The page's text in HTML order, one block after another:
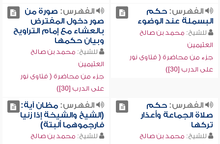
الفهرس:حكم
البسملة عند الوضوء
للشيخ: محمد بن صالح
العثيمين
جزء من محاضرة ( فتاوى نور
على الدرب [30])
الفهرس: صورة من
صور دخول المفترض
بالعشاء مع إمام التراويح
وبيان حكمها
للشيخ: محمد بن صالح
العثيمين
جزء من محاضرة ( فتاوى نور
على الدرب [30])
الفهرس:حكم
صلاة الجماعة وأعذار
تركها
للشيخ: محمد بن صالح
الفهرس:مظان آية:
(الشيخ والشيخة إذا زنيا
فارجموهما ألبتة)
للشيخ: محمد بن صالح